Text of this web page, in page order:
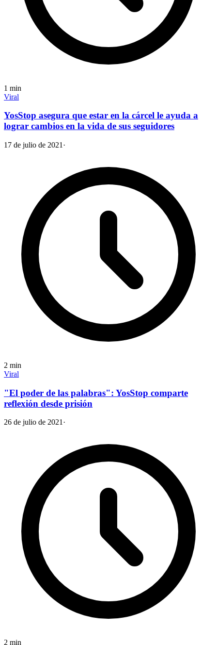
1 min
Viral
YosStop asegura que estar en la cárcel le ayuda a
lograr cambios en la vida de sus seguidores
17 de julio de 2021 ·
2 min
Viral
"El poder de las palabras": YosStop comparte
reflexión desde prisión
26 de julio de 2021·
2 min